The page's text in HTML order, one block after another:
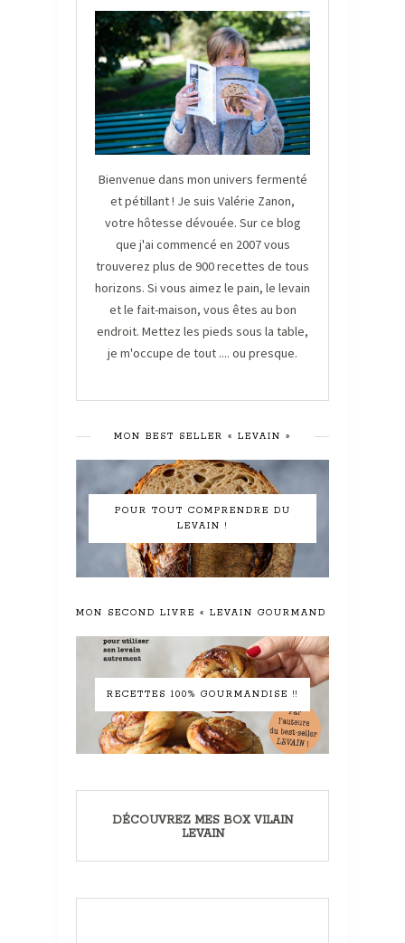
Bienvenue dans mon univers fermenté
et pétillant ! Je suis Valérie Zanon,
votre hôtesse dévouée. Sur ce blog
que j'ai commencé en 2007 vous
trouverez plus de 900 recettes de tous
horizons. Si vous aimez le pain, le levain
et le fait-maison, vous êtes au bon
endroit. Mettez les pieds sous la table,
je m'occupe de tout .... ou presque.
MON BEST SELLER « LEVAIN »
POUR TOUT COMPRENDRE DU
LEVAIN !
MON SECOND LIVRE « LEVAIN GOURMAND »
RECETTES 100% GOURMANDISE !!
DÉCOUVREZ MES BOX VILAIN
LEVAIN